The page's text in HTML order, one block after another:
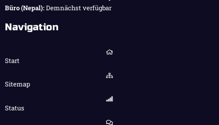
Büro (Nepal):Demnächst verfügbar
Navigation
Start
Sitemap
Status